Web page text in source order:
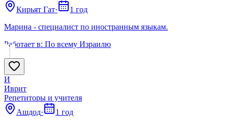
Кирьят Гат·
1 год
Марина - специалист по иностранным языкам.
Работает в: По всему Израилю
И
Иврит
Репетиторы и учителя
Ашдод·
1 год